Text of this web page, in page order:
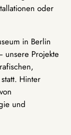
oder
in Berlin
unsere Projekte
Hinter
und